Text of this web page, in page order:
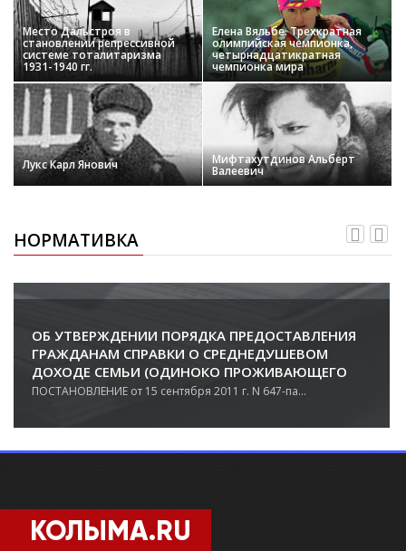
Место Дальстроя в
становлении репрессивной
системе тоталитаризма
1931-1940 гг.
Елена Вяльбе. Трехкратная
олимпийская чемпионка,
четырнадцатикратная
чемпионка мира
Лукс Карл Янович Мифтахутдинов Альберт
Валеевич
НОРМАТИВКА
ОБ УТВЕРЖДЕНИИ ПОРЯДКА ПРЕДОСТАВЛЕНИЯ
ГРАЖДАНАМ СПРАВКИ О СРЕДНЕДУШЕВОМ
ДОХОДЕ СЕМЬИ (ОДИНОКО ПРОЖИВАЮЩЕГО
ГРАЖДАНИНА) ДЛЯ ПОЛУЧЕНИЯ БЕСПЛАТНОЙ
ПОСТАНОВЛЕНИЕ от 15 сентября 2011 г. N 647-па...
КОЛЫМА.RU